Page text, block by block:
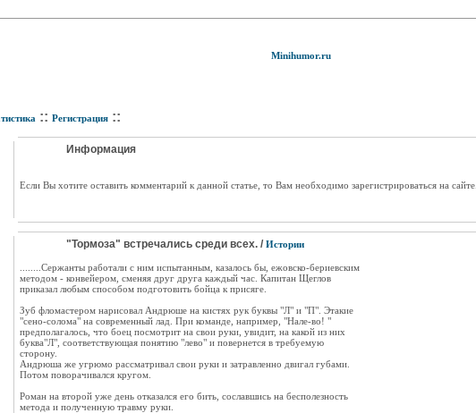
Minihumor.ru
:: Регистрация ::
Информация
Eсли Вы хотите оставить комментарий к данной статье, то Вам необходимо зарегистрироваться на сайте.
"Тормоза" встречались среди всех. / Истории
........Сержанты работали с ним испытанным, казалось бы, ежовско-бериевским
методом - конвейером, сменяя друг друга каждый час. Капитан Щеглов
приказал любым способом подготовить бойца к присяге.
Зуб фломастером нарисовал Андрюше на кистях рук буквы "Л" и "П". Этакие
"сено-солома" на современный лад. При команде, например, "Нале-во! "
предполагалось, что боец посмотрит на свои руки, увидит, на какой из них
буква"Л", соответствующая понятию "лево" и повернется в требуемую
сторону.
Андрюша же угрюмо рассматривал свои руки и затравленно двигал губами.
Потом поворачивался кругом.
Роман на второй уже день отказался его бить, сославшись на бесполезность
метода и полученную травму руки.